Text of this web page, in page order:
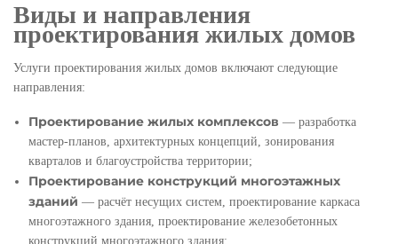
Виды и направления
проектирования жилых домов
Услуги проектирования жилых домов включают следующие
направления:
Проектирование жилых комплексов — разработка
мастер-планов, архитектурных концепций, зонирования
кварталов и благоустройства территории;
Проектирование конструкций многоэтажных
зданий — расчёт несущих систем, проектирование каркаса
многоэтажного здания, проектирование железобетонных
конструкций многоэтажного здания;